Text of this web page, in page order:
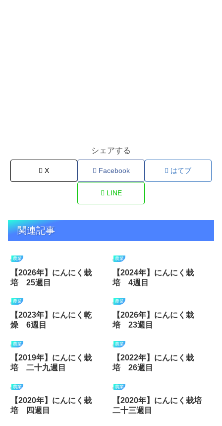
シェアする
X Facebook はてブ
LINE
関連記事
農業
【2026年】にんにく栽
培 25週目
農業
【2024年】にんにく栽
培 4週目
農業
【2023年】にんにく乾
燥 6週目
農業
【2026年】にんにく栽
培 23週目
農業
【2019年】にんにく栽
培 二十九週目
農業
【2022年】にんにく栽
培 26週目
農業
【2020年】にんにく栽
培 四週目
農業
【2020年】にんにく栽培
二十三週目